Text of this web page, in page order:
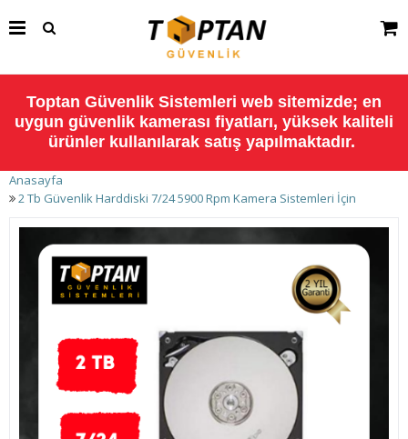
Toptan Güvenlik Sistemleri web sitemizde; en
uygun güvenlik kamerası fiyatları, yüksek kaliteli
ürünler kullanılarak satış yapılmaktadır.
Anasayfa
2 Tb Güvenlik Harddiski 7/24 5900 Rpm Kamera Sistemleri İçin